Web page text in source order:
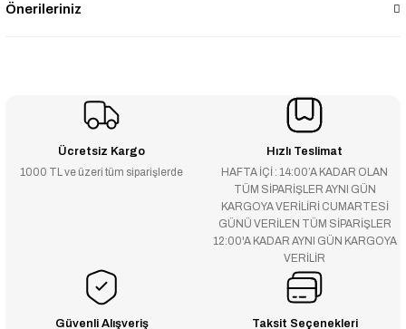
Önerileriniz
Ücretsiz Kargo
1000 TL ve üzeri tüm siparişlerde
Hızlı Teslimat
HAFTA İÇİ : 14:00’A KADAR OLAN
TÜM SİPARİŞLER AYNI GÜN
KARGOYA VERİLİRİ CUMARTESİ
GÜNÜ VERİLEN TÜM SİPARİŞLER
12:00'A KADAR AYNI GÜN KARGOYA
VERİLİR
Güvenli Alışveriş Taksit Seçenekleri